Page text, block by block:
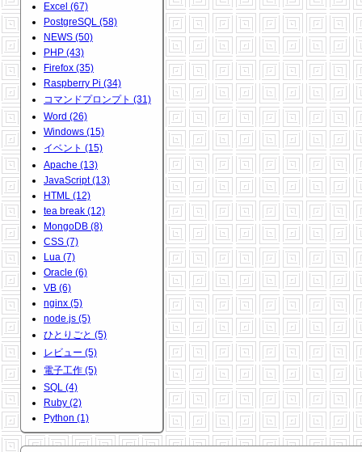
Excel (67)
PostgreSQL (58)
NEWS (50)
PHP (43)
Firefox (35)
Raspberry Pi (34)
コマンドプロンプト (31)
Word (26)
Windows (15)
イベント (15)
Apache (13)
JavaScript (13)
HTML (12)
tea break (12)
MongoDB (8)
CSS (7)
Lua (7)
Oracle (6)
VB (6)
nginx (5)
node.js (5)
ひとりごと (5)
レビュー (5)
電子工作 (5)
SQL (4)
Ruby (2)
Python (1)